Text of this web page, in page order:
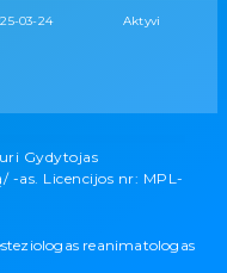
03-24 Aktyvi
Gydytojas
-as. Licencijos nr: MPL-
reanimatologas